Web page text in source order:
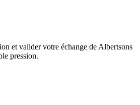
et valider votre échange de Albertsons
pression.